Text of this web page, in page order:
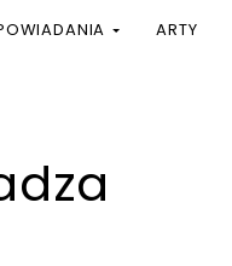
ARTY